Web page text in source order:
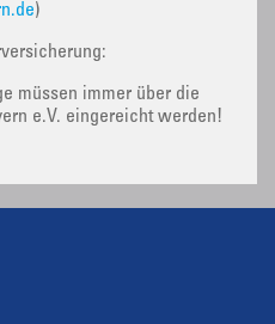
)
müssen immer über die
e.V. eingereicht werden!